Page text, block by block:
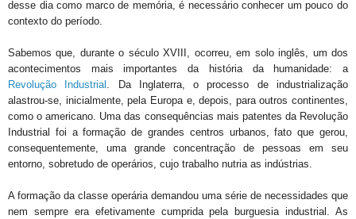
desse dia como marco de memória, é necessário conhecer um pouco do
contexto do período.
Sabemos que, durante o século XVIII, ocorreu, em solo inglês, um dos
acontecimentos mais importantes da história da humanidade: a
Revolução Industrial . Da Inglaterra, o processo de industrialização
alastrou-se, inicialmente, pela Europa e, depois, para outros continentes,
como o americano. Uma das consequências mais patentes da Revolução
Industrial foi a formação de grandes centros urbanos, fato que gerou,
consequentemente, uma grande concentração de pessoas em seu
entorno, sobretudo de operários, cujo trabalho nutria as indústrias.
A formação da classe operária demandou uma série de necessidades que
nem sempre era efetivamente cumprida pela burguesia industrial. As